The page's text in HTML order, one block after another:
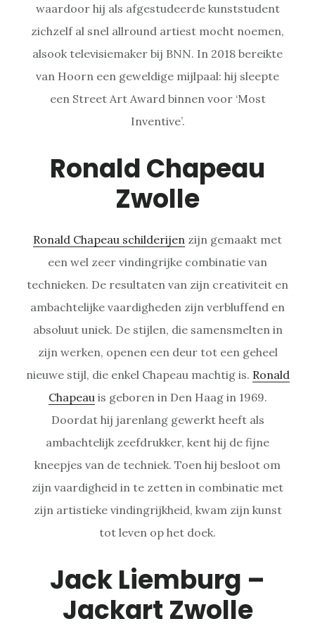
waardoor hij als afgestudeerde kunststudent
zichzelf al snel allround artiest mocht noemen,
alsook televisiemaker bij BNN. In 2018 bereikte
van Hoorn een geweldige mijlpaal: hij sleepte
een Street Art Award binnen voor ‘Most
Inventive’.
Ronald Chapeau
Zwolle
Ronald Chapeau schilderijen zijn gemaakt met
een wel zeer vindingrijke combinatie van
technieken. De resultaten van zijn creativiteit en
ambachtelijke vaardigheden zijn verbluffend en
absoluut uniek. De stijlen, die samensmelten in
zijn werken, openen een deur tot een geheel
nieuwe stijl, die enkel Chapeau machtig is. Ronald
Chapeau is geboren in Den Haag in 1969.
Doordat hij jarenlang gewerkt heeft als
ambachtelijk zeefdrukker, kent hij de fijne
kneepjes van de techniek. Toen hij besloot om
zijn vaardigheid in te zetten in combinatie met
zijn artistieke vindingrijkheid, kwam zijn kunst
tot leven op het doek.
Jack Liemburg –
Jackart Zwolle